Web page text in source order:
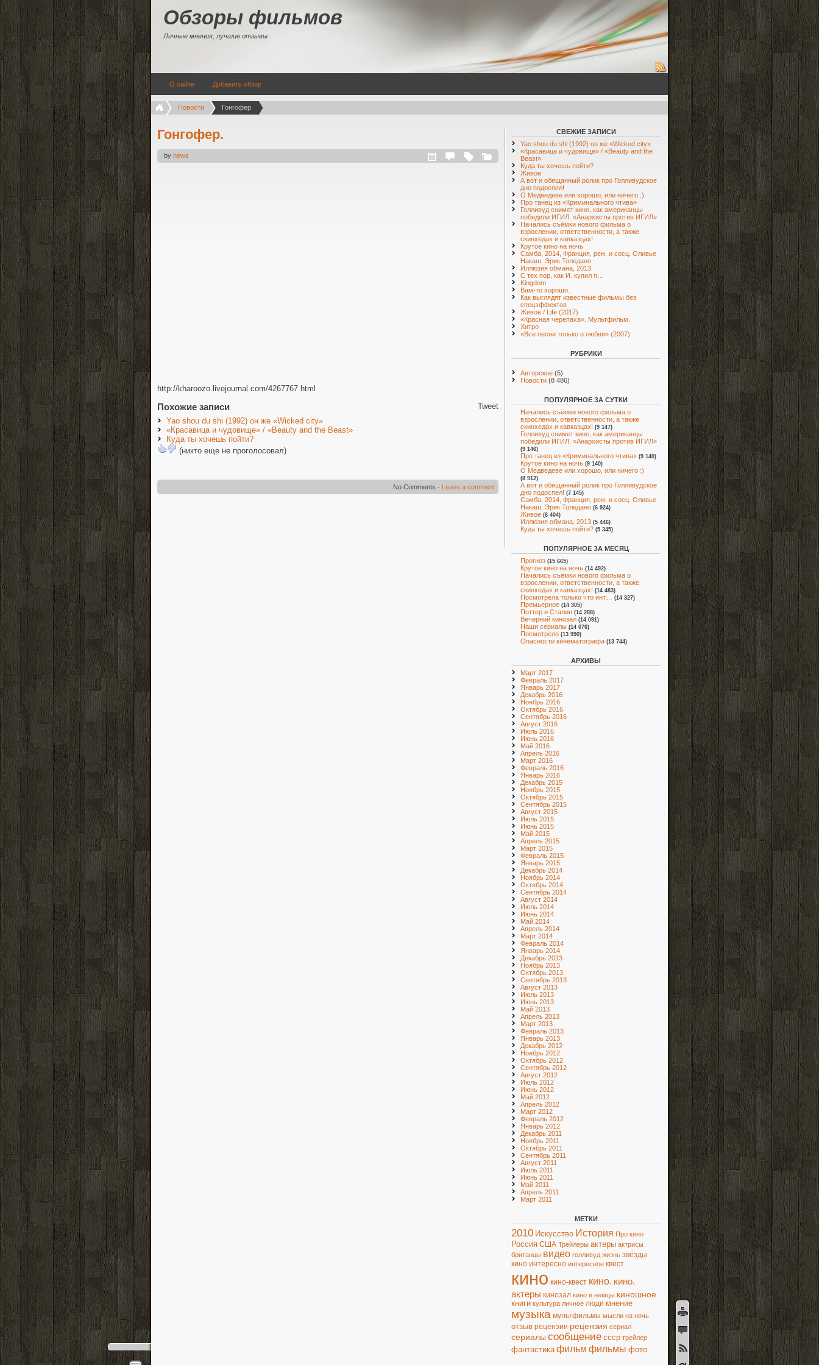
Обзоры фильмов
Личные мнения, лучшие отзывы
О сайте Добавить обзор
Новости Гонгофер.
Гонгофер.
by news
http://kharoozo.livejournal.com/4267767.html
Tweet
Похожие записи
Yao shou du shi (1992) он же «Wicked city»
«Красавица и чудовище» / «Beauty and the Beast»
Куда ты хочешь пойти?
(никто еще не проголосовал)
No Comments - Leave a comment
СВЕЖИЕ ЗАПИСИ
Yao shou du shi (1992) он же «Wicked city»
«Красавица и чудовище» / «Beauty and the
Beast»
Куда ты хочешь пойти?
Живое
А вот и обещанный ролик про Голливудское
дно подоспел!
О Медведеве или хорошо, или ничего :)
Про танец из «Криминального чтива»
Голливуд снимет кино, как американцы
победили ИГИЛ. «Анархисты против ИГИЛ»
Начались съёмки нового фильма о
взрослении, ответственности, а также
скинхедах и кавказцах!
Крутое кино на ночь
Самба, 2014, Франция, реж. и сосц. Оливье
Накаш, Эрик Толедано
Иллюзия обмана, 2013
С тех пор, как И. купил п…
Kingdom
Вам-то хорошо..
Как выглядят известные фильмы без
спецэффектов
Живое / Life (2017)
«Красная черепаха». Мультфильм.
Хитро
«Все песни только о любви» (2007)
РУБРИКИ
Авторское (5)
Новости (8 486)
ПОПУЛЯРНОЕ ЗА СУТКИ
Начались съёмки нового фильма о
взрослении, ответственности, а также
скинхедах и кавказцах! (9 147)
Голливуд снимет кино, как американцы
победили ИГИЛ. «Анархисты против ИГИЛ»
(9 146)
Про танец из «Криминального чтива» (9 140)
Крутое кино на ночь (9 140)
О Медведеве или хорошо, или ничего :)
(8 912)
А вот и обещанный ролик про Голливудское
дно подоспел! (7 145)
Самба, 2014, Франция, реж. и сосц. Оливье
Накаш, Эрик Толедано (6 924)
Живое (6 404)
Иллюзия обмана, 2013 (5 446)
Куда ты хочешь пойти? (5 345)
ПОПУЛЯРНОЕ ЗА МЕСЯЦ
Прогноз (15 665)
Крутое кино на ночь (14 492)
Начались съёмки нового фильма о
взрослении, ответственности, а также
скинхедах и кавказцах! (14 483)
Посмотрела только что инт… (14 327)
Премьерное (14 305)
Поттер и Сталин (14 288)
Вечерний кинозал (14 091)
Наши сериалы (14 076)
Посмотрело (13 990)
Опасности кинематографа (13 744)
АРХИВЫ
Март 2017
Февраль 2017
Январь 2017
Декабрь 2016
Ноябрь 2016
Октябрь 2016
Сентябрь 2016
Август 2016
Июль 2016
Июнь 2016
Май 2016
Апрель 2016
Март 2016
Февраль 2016
Январь 2016
Декабрь 2015
Ноябрь 2015
Октябрь 2015
Сентябрь 2015
Август 2015
Июль 2015
Июнь 2015
Май 2015
Апрель 2015
Март 2015
Февраль 2015
Январь 2015
Декабрь 2014
Ноябрь 2014
Октябрь 2014
Сентябрь 2014
Август 2014
Июль 2014
Июнь 2014
Май 2014
Апрель 2014
Март 2014
Февраль 2014
Январь 2014
Декабрь 2013
Ноябрь 2013
Октябрь 2013
Сентябрь 2013
Август 2013
Июль 2013
Июнь 2013
Май 2013
Апрель 2013
Март 2013
Февраль 2013
Январь 2013
Декабрь 2012
Ноябрь 2012
Октябрь 2012
Сентябрь 2012
Август 2012
Июль 2012
Июнь 2012
Май 2012
Апрель 2012
Март 2012
Февраль 2012
Январь 2012
Декабрь 2011
Ноябрь 2011
Октябрь 2011
Сентябрь 2011
Август 2011
Июль 2011
Июнь 2011
Май 2011
Апрель 2011
Март 2011
МЕТКИ
2010 Искусство История Про кино
Россия США Трейлеры актеры актрисы
британцы видео голливуд жизнь звёзды
кино интересно интересное квест
кино кино-квест кино. кино.
актеры кинозал кино и немцы киношное
книги культура личное люди мнение
музыка мультфильмы мысли на ночь
отзыв рецензии рецензия сериал
сериалы сообщение ссср трейлер
фантастика фильм фильмы фото